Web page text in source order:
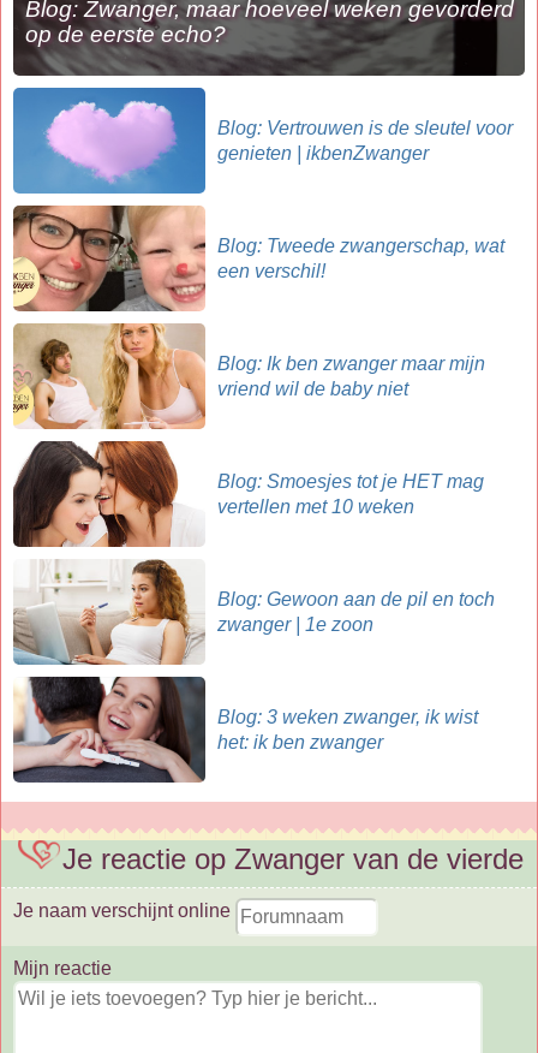
Blog: Zwanger, maar hoeveel weken gevorderd
op de eerste echo?
Blog: Vertrouwen is de sleutel voor
genieten | ikbenZwanger
Blog: Tweede zwangerschap, wat
een verschil!
Blog: Ik ben zwanger maar mijn
vriend wil de baby niet
Blog: Smoesjes tot je HET mag
vertellen met 10 weken
Blog: Gewoon aan de pil en toch
zwanger | 1e zoon
Blog: 3 weken zwanger, ik wist
het: ik ben zwanger
Je reactie op Zwanger van de vierde
Je naam verschijnt online
Mijn reactie